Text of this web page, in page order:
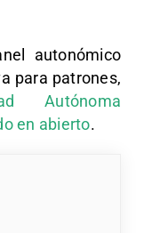
autonómico
para patrones,
Autónoma
en abierto.